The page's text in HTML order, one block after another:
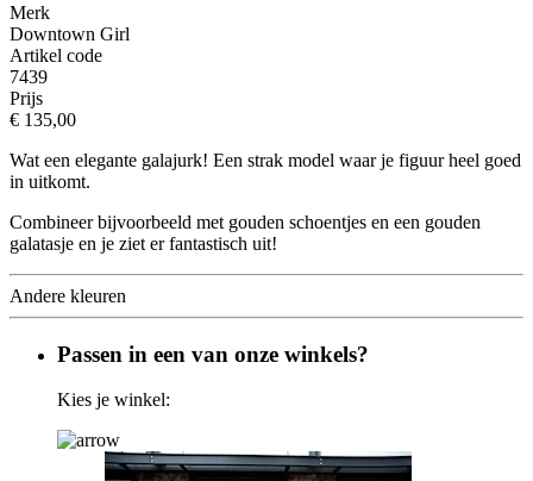
Merk
Downtown Girl
Artikel code
7439
Prijs
€ 135,00
Wat een elegante galajurk! Een strak model waar je figuur heel goed
in uitkomt.
Combineer bijvoorbeeld met gouden schoentjes en een gouden
galatasje en je ziet er fantastisch uit!
Andere kleuren
Passen in een van onze winkels?
Kies je winkel: